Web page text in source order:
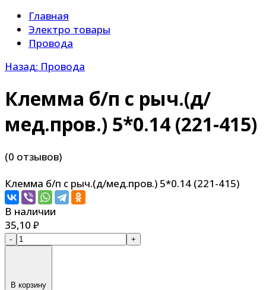
Главная
Электро товары
Провода
Назад: Провода
Клемма б/п с рыч.(д/
мед.пров.) 5*0.14 (221-415)
(0 отзывов)
Клемма б/п с рыч.(д/мед.пров.) 5*0.14 (221-415)
В наличии
35,10 ₽
- +
В корзину